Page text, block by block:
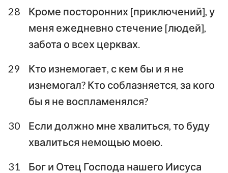
28
Кроме посторонних [приключений], у
меня ежедневно стечение [людей],
забота о всех церквах.
29
Кто изнемогает, с кем бы и я не
изнемогал? Кто соблазняется, за кого
бы я не воспламенялся?
30
Если должно мне хвалиться, то буду
хвалиться немощью моею.
31
Бог и Отец Господа нашего Иисуса